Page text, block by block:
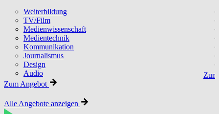
Weiterbildung
TV/Film
Medienwissenschaft
Medientechnik
Kommunikation
Journalismus
Design
Audio
Zum Angebot
Alle Angebote anzeigen